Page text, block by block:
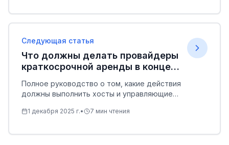
Следующая статья
Что должны делать провайдеры
краткосрочной аренды в конце
Полное руководство о том, какие действия
должны выполнить хосты и управляющие
процессы, увеличить доход и повысить
1 декабря 2025 г.• 7 мин чтения